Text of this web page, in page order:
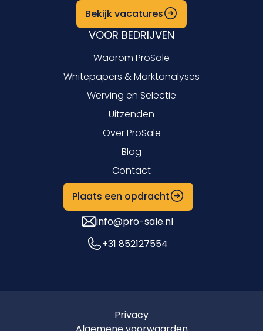
Bekijk vacatures
VOOR BEDRIJVEN
Waarom ProSale
Whitepapers & Marktanalyses
Werving en Selectie
Uitzenden
Over ProSale
Blog
Contact
Plaats een opdracht
info@pro-sale.nl
+31 852127554
Privacy